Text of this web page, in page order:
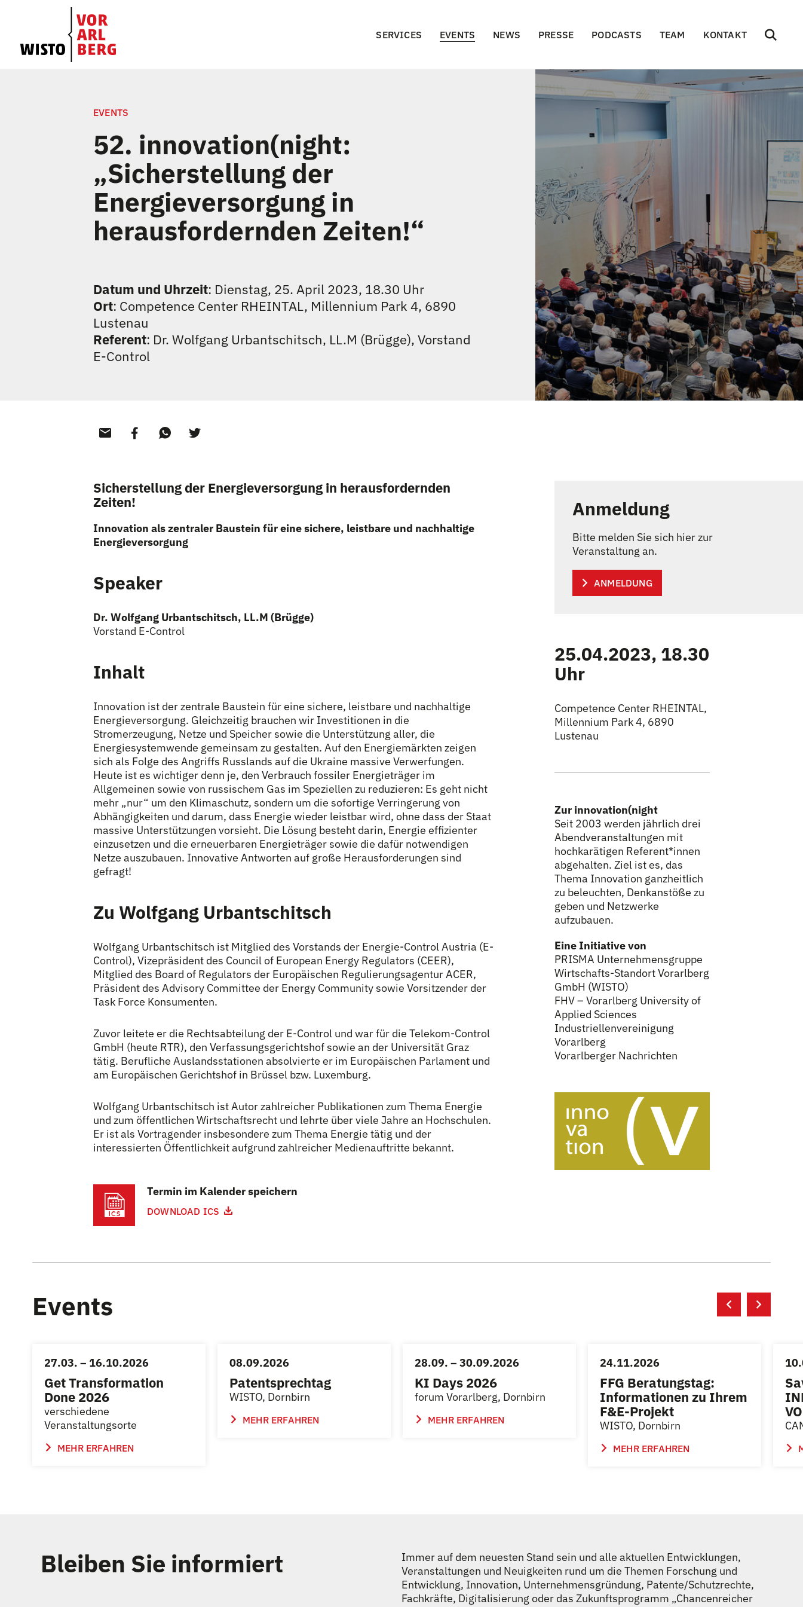
SERVICES EVENTS NEWS PRESSE PODCASTS TEAM KONTAKT
EVENTS
52. innovation(night:
„Sicherstellung der
Energieversorgung in
herausfordernden Zeiten!“
Datum und Uhrzeit: Dienstag, 25. April 2023, 18.30 Uhr
Ort: Competence Center RHEINTAL, Millennium Park 4, 6890
Lustenau
Referent: Dr. Wolfgang Urbantschitsch, LL.M (Brügge), Vorstand
E-Control
Sicherstellung der Energieversorgung in herausfordernden
Zeiten!
Innovation als zentraler Baustein für eine sichere, leistbare und nachhaltige
Energieversorgung
Speaker
Dr. Wolfgang Urbantschitsch, LL.M (Brügge)
Vorstand E-Control
Inhalt
Innovation ist der zentrale Baustein für eine sichere, leistbare und nachhaltige
Energieversorgung. Gleichzeitig brauchen wir Investitionen in die
Stromerzeugung, Netze und Speicher sowie die Unterstützung aller, die
Energiesystemwende gemeinsam zu gestalten. Auf den Energiemärkten zeigen
sich als Folge des Angriffs Russlands auf die Ukraine massive Verwerfungen.
Heute ist es wichtiger denn je, den Verbrauch fossiler Energieträger im
Allgemeinen sowie von russischem Gas im Speziellen zu reduzieren: Es geht nicht
mehr „nur“ um den Klimaschutz, sondern um die sofortige Verringerung von
Abhängigkeiten und darum, dass Energie wieder leistbar wird, ohne dass der Staat
massive Unterstützungen vorsieht. Die Lösung besteht darin, Energie effizienter
einzusetzen und die erneuerbaren Energieträger sowie die dafür notwendigen
Netze auszubauen. Innovative Antworten auf große Herausforderungen sind
gefragt!
Zu Wolfgang Urbantschitsch
Wolfgang Urbantschitsch ist Mitglied des Vorstands der Energie-Control Austria (E-
Control), Vizepräsident des Council of European Energy Regulators (CEER),
Mitglied des Board of Regulators der Europäischen Regulierungsagentur ACER,
Präsident des Advisory Committee der Energy Community sowie Vorsitzender der
Task Force Konsumenten.
Zuvor leitete er die Rechtsabteilung der E-Control und war für die Telekom-Control
GmbH (heute RTR), den Verfassungsgerichtshof sowie an der Universität Graz
tätig. Berufliche Auslandsstationen absolvierte er im Europäischen Parlament und
am Europäischen Gerichtshof in Brüssel bzw. Luxemburg.
Wolfgang Urbantschitsch ist Autor zahlreicher Publikationen zum Thema Energie
und zum öffentlichen Wirtschaftsrecht und lehrte über viele Jahre an Hochschulen.
Er ist als Vortragender insbesondere zum Thema Energie tätig und der
interessierten Öffentlichkeit aufgrund zahlreicher Medienauftritte bekannt.
Termin im Kalender speichern
DOWNLOAD ICS
Anmeldung
Bitte melden Sie sich hier zur
Veranstaltung an.
ANMELDUNG
25.04.2023, 18.30
Uhr
Competence Center RHEINTAL,
Millennium Park 4, 6890
Lustenau
Zur innovation(night
Seit 2003 werden jährlich drei
Abendveranstaltungen mit
hochkarätigen Referent*innen
abgehalten. Ziel ist es, das
Thema Innovation ganzheitlich
zu beleuchten, Denkanstöße zu
geben und Netzwerke
aufzubauen.
Eine Initiative von
PRISMA Unternehmensgruppe
Wirtschafts-Standort Vorarlberg
GmbH (WISTO)
FHV – Vorarlberg University of
Applied Sciences
Industriellenvereinigung
Vorarlberg
Vorarlberger Nachrichten
Events
27.03. – 16.10.2026
Get Transformation
Done 2026
verschiedene
Veranstaltungsorte
MEHR ERFAHREN
08.09.2026
Patentsprechtag
WISTO, Dornbirn
MEHR ERFAHREN
28.09. – 30.09.2026
KI Days 2026
forum Vorarlberg, Dornbirn
MEHR ERFAHREN
24.11.2026
FFG Beratungstag:
Informationen zu Ihrem
F&E-Projekt
WISTO, Dornbirn
MEHR ERFAHREN
Bleiben Sie informiert
Immer auf dem neuesten Stand sein und alle aktuellen Entwicklungen,
Veranstaltungen und Neuigkeiten rund um die Themen Forschung und
Entwicklung, Innovation, Unternehmensgründung, Patente/Schutzrechte,
Fachkräfte, Digitalisierung oder das Zukunftsprogramm „Chancenreicher